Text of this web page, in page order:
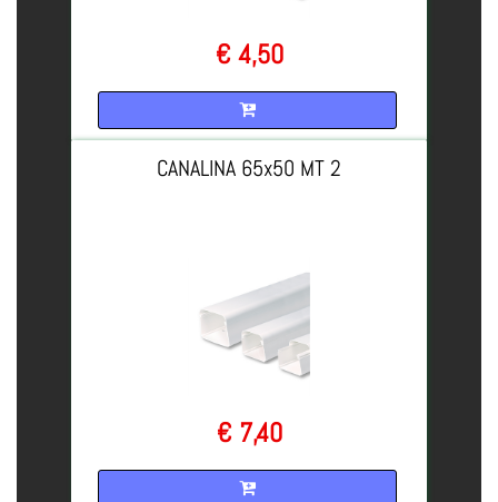
€ 4,50
CANALINA 65x50 MT 2
€ 7,40